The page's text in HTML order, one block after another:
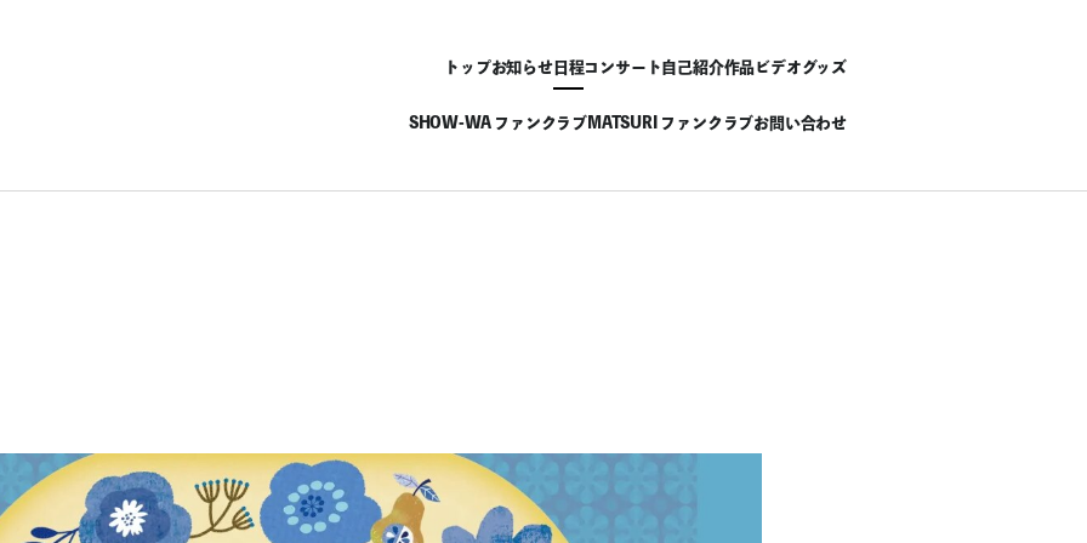
トップお知らせ日程コンサート自己紹介作品ビデオグッズ
SHOW-WA ファンクラブMATSURI ファンクラブお問い合わせ